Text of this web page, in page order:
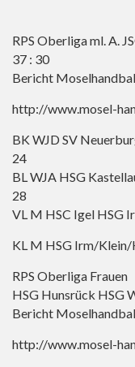
RPS Oberliga ml. A.
37 : 30
Bericht
http://www.mosel-
BK WJD SV
24
BL WJA HSG
28
VL M HSC Igel HSG
KL M HSG Irm/
RPS Oberliga Frauen
HSG Hunsrück HSG
Bericht
http://www.mosel-